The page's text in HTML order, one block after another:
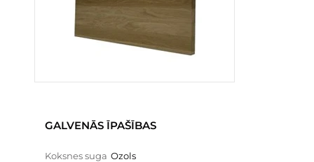
GALVENĀS ĪPAŠĪBAS
Koksnes suga Ozols